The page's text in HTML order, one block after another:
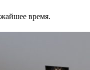
время.